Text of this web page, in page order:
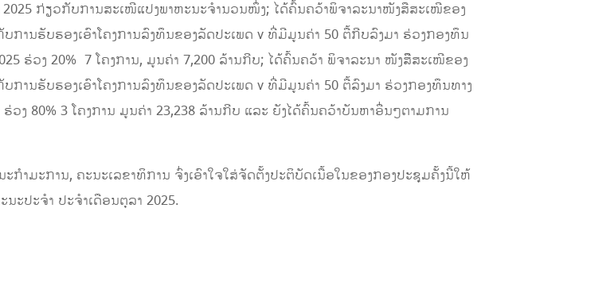
ກ່ຽວກັບການສະເໜີແປງພາຫະນະຈຳນວນໜຶ່ງ; ໄດ້ຄົ້ນຄວ້າພິຈາລະນາໜັງສືສະເໜີຂອງ
ການຮັບຮອງເອົາໂຄງການລົງທຶນຂອງລັດປະເພດ v ທີ່ມີມູນຄ່າ 50 ຕື້ກີບລົງມາ ຮ່ວງກອງທຶນ
ຮ່ວງ 20% 7 ໂຄງການ, ມູນຄ່າ 7,200 ລ້ານກີບ; ໄດ້ຄົ້ນຄວ້າ ພິຈາລະນາ ໜັງສືືສະເໜີຂອງ
ການຮັບຮອງເອົາໂຄງການລົງທຶນຂອງລັດປະເພດ v ທີ່ມີມູນຄ່າ 50 ຕື້ລົງມາ ຮ່ວງກອງທຶນທາງ
ງ 80% 3 ໂຄງການ ມູນຄ່າ 23,238 ລ້ານກີບ ແລະ ຍັງໄດ້ຄົ້ນຄວ້າບັນຫາອື່ນໆຕາມການ
ຳມະການ, ຄະນະເລຂາທິການ ຈົ່ງເອົາໃຈໃສ່ຈັດຕັ້ງປະຕິບັດເນື້ອໃນຂອງກອງປະຊຸມຄັ້ງນີ້ໃຫ້
ະປະຈຳ ປະຈຳເດືອນຕຸລາ 2025.